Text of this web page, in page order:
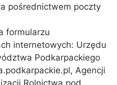
pośrednictwem poczty
formularzu
internetowych: Urzędu
Podkarpackiego
Agencji